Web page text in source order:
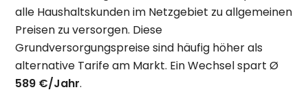
alle Haushaltskunden im Netzgebiet zu allgemeinen
Preisen zu versorgen. Diese
Grundversorgungspreise sind häufig höher als
alternative Tarife am Markt. Ein Wechsel spart Ø
589 €/Jahr.